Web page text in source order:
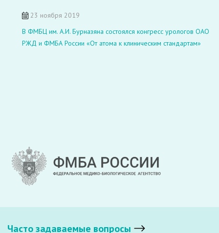
23 ноября 2019
В ФМБЦ им. А.И. Бурназяна состоялся конгресс урологов ОАО
РЖД и ФМБА России «От атома к клиническим стандартам»
Часто задаваемые вопросы